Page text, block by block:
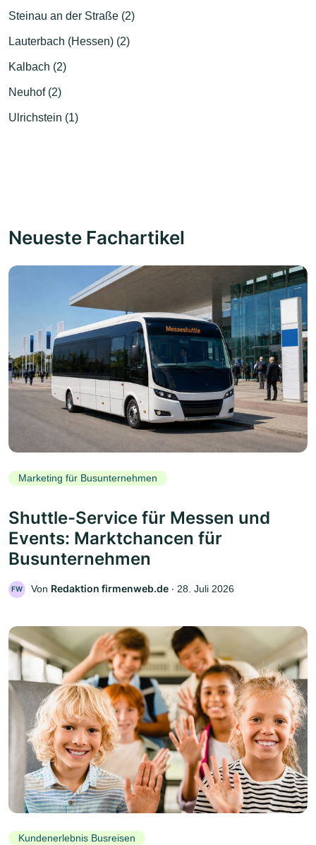
Steinau an der Straße (2)
Lauterbach (Hessen) (2)
Kalbach (2)
Neuhof (2)
Ulrichstein (1)
Neueste Fachartikel
Marketing für Busunternehmen
Shuttle-Service für Messen und
Events: Marktchancen für
Busunternehmen
FW Von Redaktion firmenweb.de ‧ 28. Juli 2026
Kundenerlebnis Busreisen